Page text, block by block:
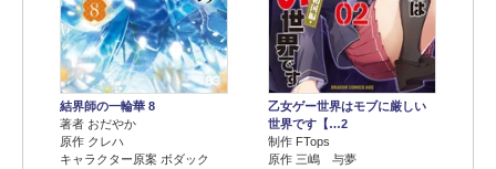
結界師の一輪華 8
著者 おだやか
原作 クレハ
キャラクター原案 ボダック
乙女ゲー世界はモブに厳しい
世界です【…2
制作 FTops
原作 三嶋 与夢